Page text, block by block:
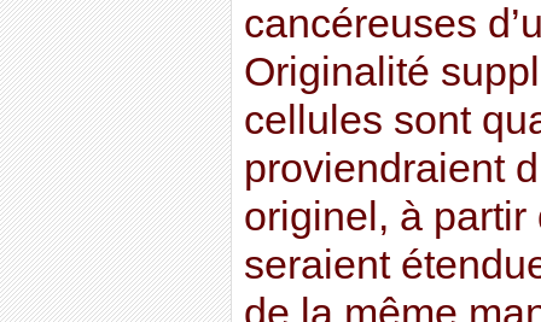
cancéreuses
Originalité
cellules sont
proviendraient
originel, à
seraient